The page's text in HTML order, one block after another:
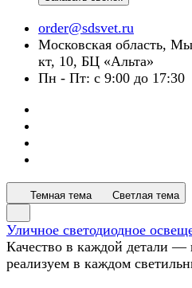
order@sdsvet.ru
Московская область,
кт, 10, БЦ «Альта»
Пн - Пт: с 9:00 до 17:30
Темная тема Светлая тема
Уличное светодиодное
Качество в каждой детали
реализуем в каждом